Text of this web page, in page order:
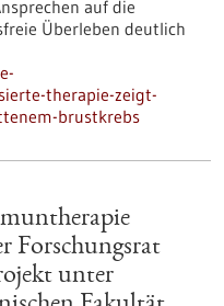
auf die
Überleben deutlich
therapie-zeigt-
brustkrebs
Forschungsrat
unter